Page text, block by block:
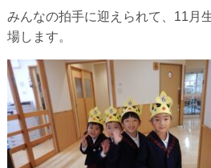
みんなの拍手に迎えられて、11月
場します。